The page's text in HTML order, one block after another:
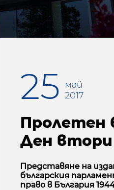
25
май
2017
Пролетен
Ден втори
Представяне на
българския
право в България